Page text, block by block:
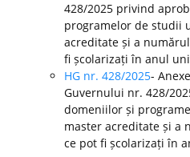
428/2025 privind
programelor de studii
acreditate și a
fi școlarizați în anul
HG nr. 428/2025-
Guvernului nr. 428/
domeniilor și
master acreditate și a
ce pot fi școlarizați în